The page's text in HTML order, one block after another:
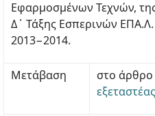
Εφαρμοσμένων Τεχνών,
Δ΄ Τάξης Εσπερινών ΕΠΑ.Λ.
2013−2014.
Μετάβαση στο άρθρο